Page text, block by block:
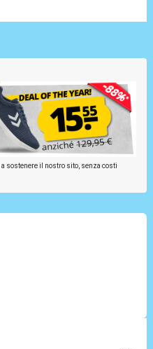
sostenere il nostro sito, senza costi